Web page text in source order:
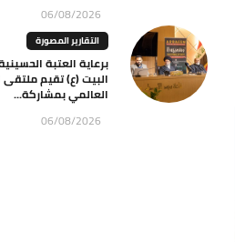
06/08/2026
التقارير المصورة
برعاية العتبة
البيت (ع) تقيم ملتقى
العالمي بمشاركة...
06/08/2026